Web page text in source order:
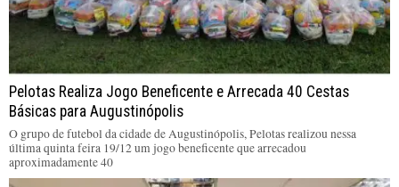
Pelotas Realiza Jogo Beneficente e Arrecada 40 Cestas
Básicas para Augustinópolis
O grupo de futebol da cidade de Augustinópolis, Pelotas realizou nessa
última quinta feira 19/12 um jogo beneficente que arrecadou
aproximadamente 40